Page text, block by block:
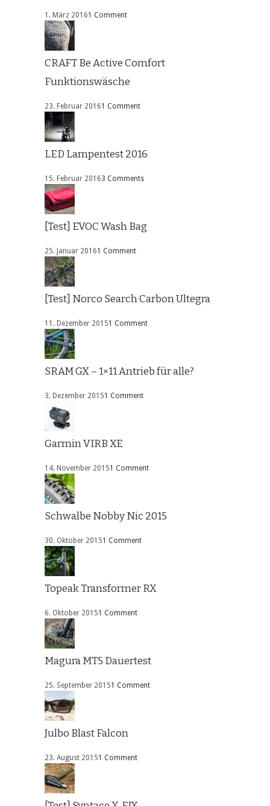
1. März 20161 Comment
CRAFT Be Active Comfort
Funktionswäsche
23. Februar 20161 Comment
LED Lampentest 2016
15. Februar 20163 Comments
[Test] EVOC Wash Bag
25. Januar 20161 Comment
[Test] Norco Search Carbon Ultegra
11. Dezember 20151 Comment
SRAM GX – 1×11 Antrieb für alle?
3. Dezember 20151 Comment
Garmin VIRB XE
14. November 20151 Comment
Schwalbe Nobby Nic 2015
30. Oktober 20151 Comment
Topeak Transformer RX
6. Oktober 20151 Comment
Magura MT5 Dauertest
25. September 20151 Comment
Julbo Blast Falcon
23. August 20151 Comment